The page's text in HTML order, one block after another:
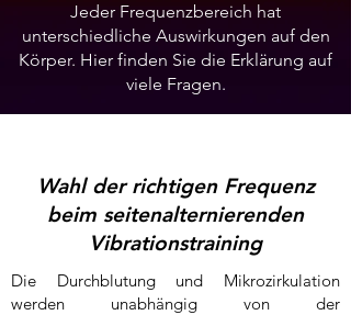
Jeder Frequenzbereich hat
unterschiedliche Auswirkungen auf den
Körper. Hier finden Sie die Erklärung auf
viele Fragen.
Wahl der richtigen Frequenz
beim seitenalternierenden
Vibrationstraining
Die Durchblutung und Mikrozirkulation
werden unabhängig von der